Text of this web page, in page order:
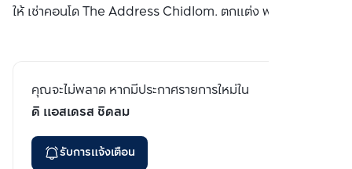
ให้ เช่าคอนโด The Address Chidlom. ตกแต่ง พร้อมเข้าอยู่
คุณจะไม่พลาด หากมีประกาศรายการใหม่ใน
ดิ แอสเดรส ชิดลม
รับการแจ้งเตือน